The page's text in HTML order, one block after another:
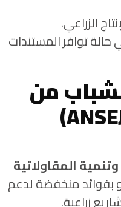
الزراعي.
حالة توافر المستندات
من
المقاولاتية
بفوائد منخفضة لدعم
زراعية.